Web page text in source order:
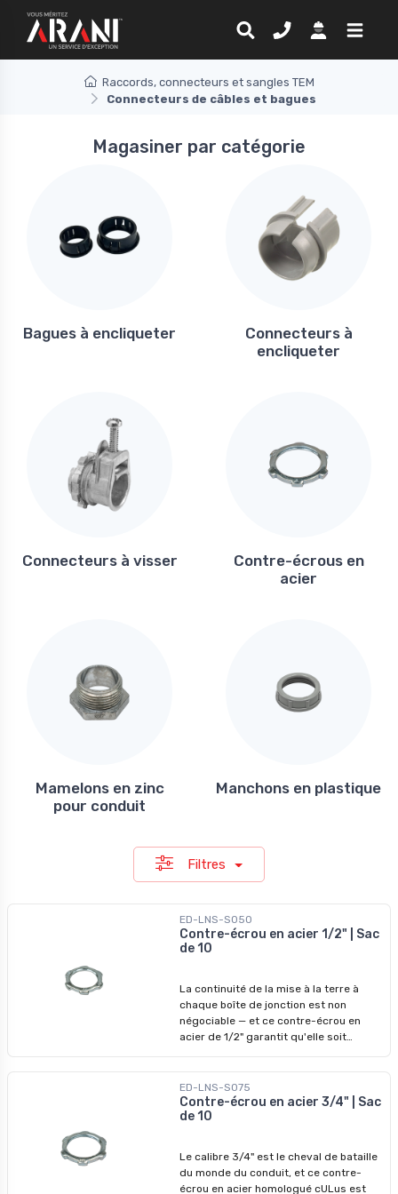
Raccords, connecteurs et sangles TEM
Connecteurs de câbles et bagues
Magasiner par catégorie
Bagues à encliqueter
Connecteurs à
encliqueter
Connecteurs à visser
Contre-écrous en
acier
Mamelons en zinc
pour conduit
Manchons en plastique
Filtres
ED-LNS-S050
Contre-écrou en acier 1/2" | Sac
de 10
La continuité de la mise à la terre à
chaque boîte de jonction est non
négociable — et ce contre-écrou en
acier de 1/2" garantit qu'elle soit
raccords de conduit, il se serre
fermement contre l'ouverture pour
créer un contact métallique solide qui
L'homologation cULus soutient chaque
installation avec confiance, et la
ED-LNS-S075
Contre-écrou en acier 3/4" | Sac
de 10
Le calibre 3/4" est le cheval de bataille
du monde du conduit, et ce contre-
écrou en acier homologué cULus est